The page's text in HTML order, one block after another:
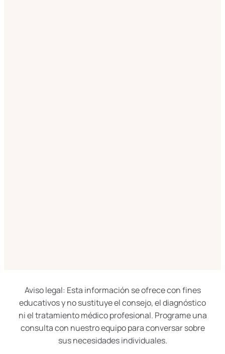
Aviso legal: Esta información se ofrece con fines
educativos y no sustituye el consejo, el diagnóstico
ni el tratamiento médico profesional. Programe una
consulta con nuestro equipo para conversar sobre
sus necesidades individuales.